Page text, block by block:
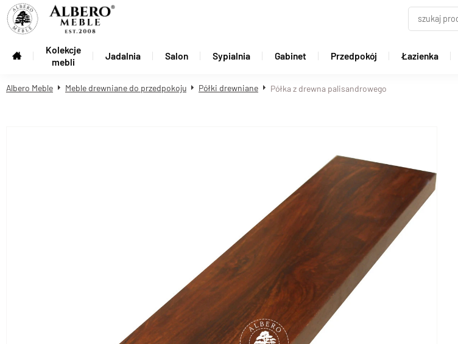
Kolekcje
mebli
Jadalnia Salon Sypialnia Gabinet Przedpokój Łazienka
Albero Meble Meble drewniane do przedpokoju Półki drewniane Półka z drewna palisandrowego